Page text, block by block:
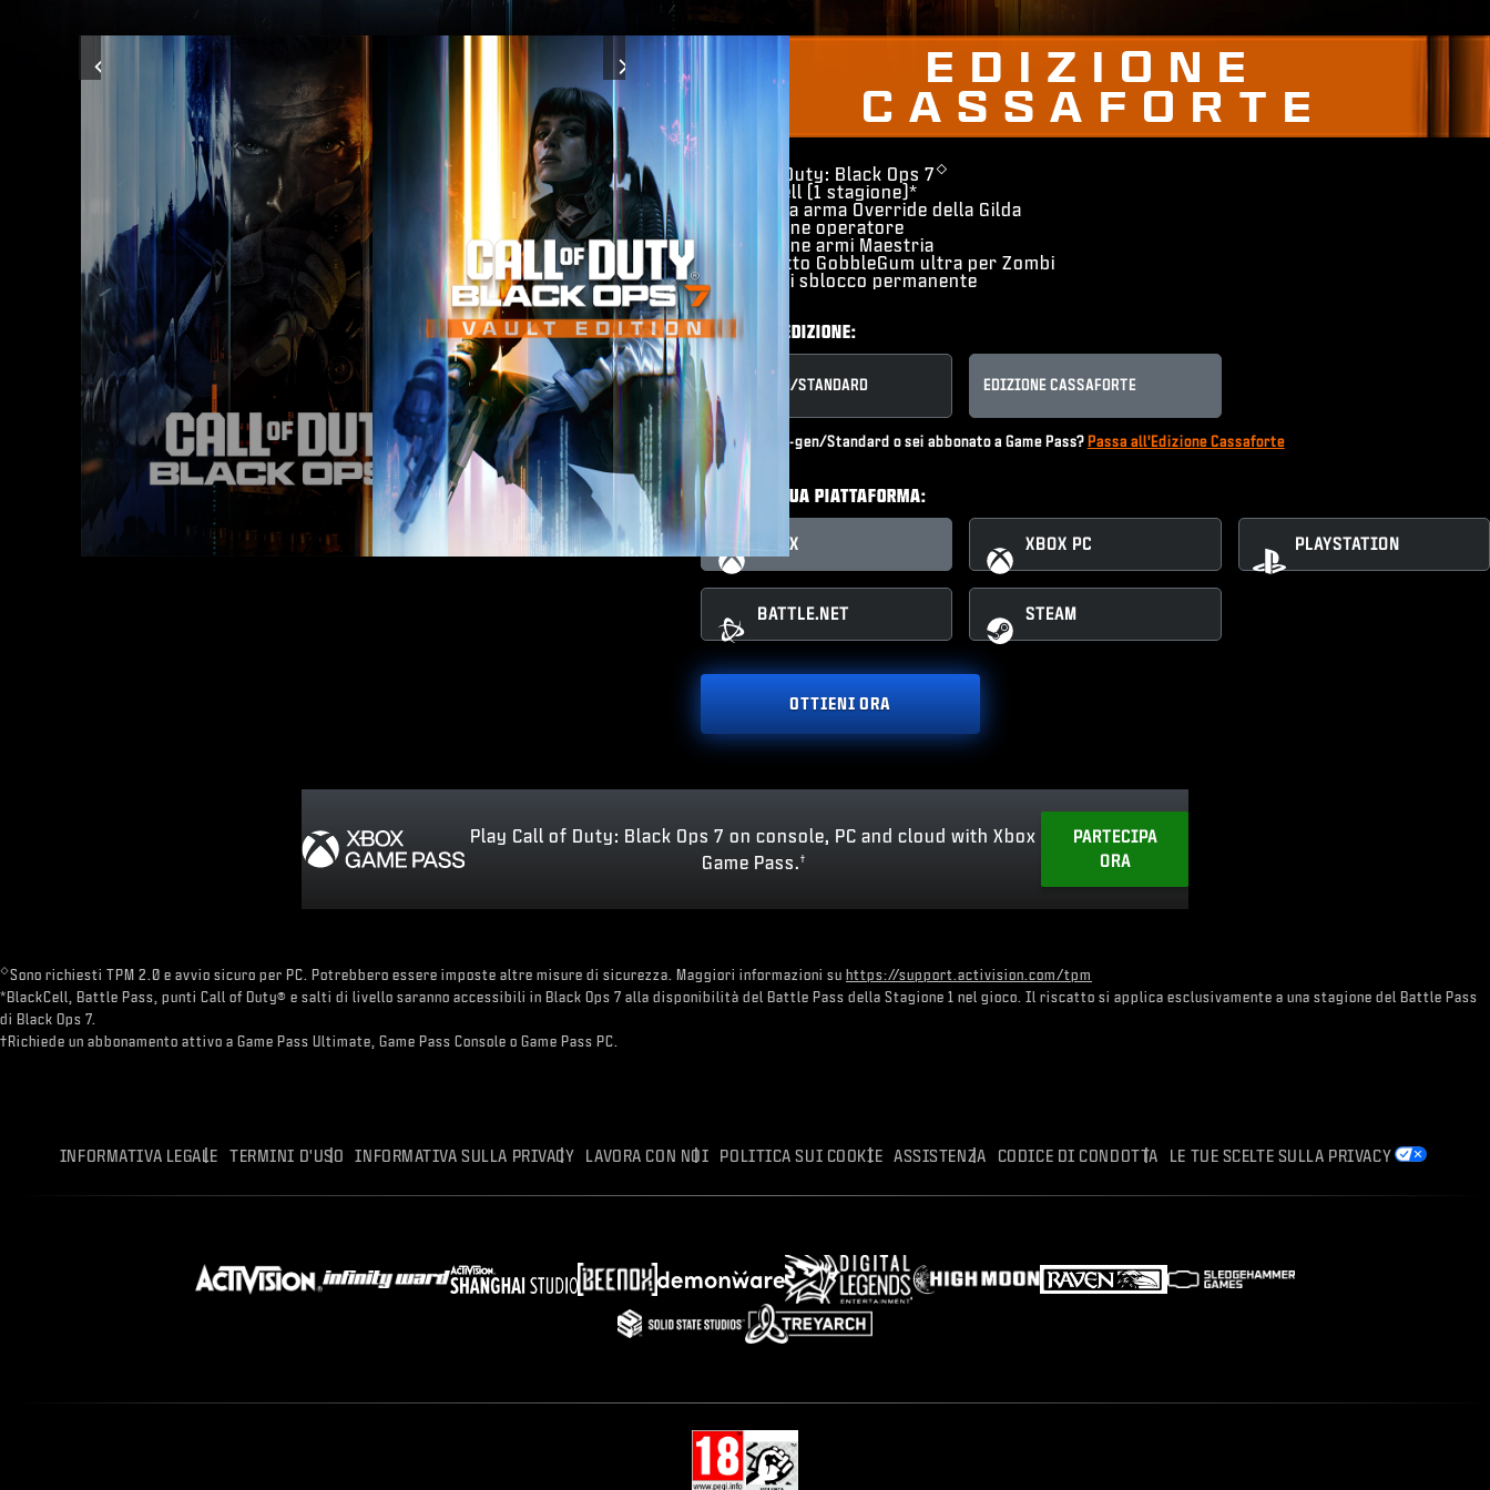
EDIZIONE
CASSAFORTE
​Call of Duty: Black Ops 7◇
BlackCell (1 stagione)*
Mimetica arma Override della Gilda
Collezione operatore
Collezione armi Maestria
Pacchetto GobbleGum ultra per Zombi
Punto di sblocco permanente
SCEGLI UN'EDIZIONE:
CROSS-GEN/​STANDARD EDIZIONE CASSAFORTE
Hai già Cross-gen/Standard o sei abbonato a Game Pass? Passa all'Edizione Cassaforte
SCEGLI LA TUA PIATTAFORMA:
XBOX XBOX PC PLAYSTATION
BATTLE.NET STEAM
OTTIENI ORA
Play Call of Duty: Black Ops 7 on console, PC and cloud with Xbox
Game Pass. †
PARTECIPA
ORA
◇Sono richiesti TPM 2.0 e avvio sicuro per PC. Potrebbero essere imposte altre misure di sicurezza. Maggiori informazioni su https://support.activision.com/tpm
*BlackCell, Battle Pass, punti Call of Duty® e salti di livello saranno accessibili in Black Ops 7 alla disponibilità del Battle Pass della Stagione 1 nel gioco. Il riscatto si applica esclusivamente a una stagione del Battle Pass
di Black Ops 7.
†Richiede un abbonamento attivo a Game Pass Ultimate, Game Pass Console o Game Pass PC.
INFORMATIVA LEGALE TERMINI D'USO INFORMATIVA SULLA PRIVACY LAVORA CON NOI POLITICA SUI COOKIE ASSISTENZA CODICE DI CONDOTTA LE TUE SCELTE SULLA PRIVACY